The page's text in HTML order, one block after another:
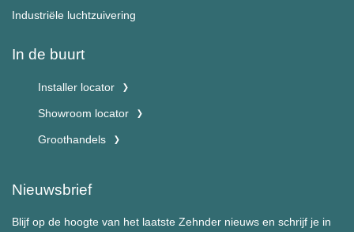
Industriële luchtzuivering
In de buurt
Installer locator
Showroom locator
Groothandels
Nieuwsbrief
Blijf op de hoogte van het laatste Zehnder nieuws en schrijf je in